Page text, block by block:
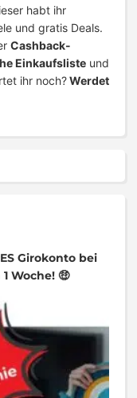
habt ihr
und gratis Deals.
Cashback-
Einkaufsliste und
ihr noch?Werdet
Girokonto bei
Woche! 🤑